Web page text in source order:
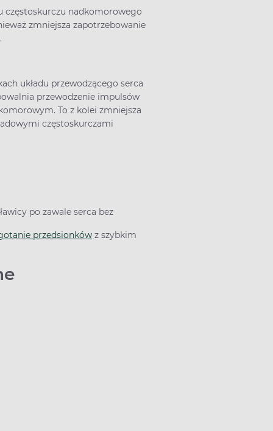
częstoskurczu nadkomorowego
zmniejsza zapotrzebowanie
układu przewodzącego serca
przewodzenie impulsów
To z kolei zmniejsza
częstoskurczami
po zawale serca bez
przedsionków z szybkim